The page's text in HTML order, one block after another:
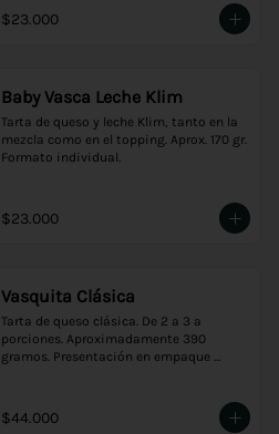
$23.000
Baby Vasca Leche Klim
Tarta de queso y leche Klim, tanto en la
mezcla como en el topping. Aprox. 170 gr.
Formato individual.
$23.000
Vasquita Clásica
Tarta de queso clásica. De 2 a 3 a
porciones. Aproximadamente 390
gramos. Presentación en empaque
$44.000